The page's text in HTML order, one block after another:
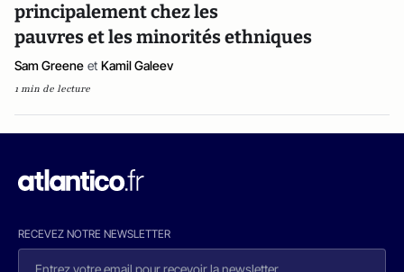
principalement chez les
pauvres et les minorités ethniques
Sam Greene et Kamil Galeev
1 min de lecture
RECEVEZ NOTRE NEWSLETTER